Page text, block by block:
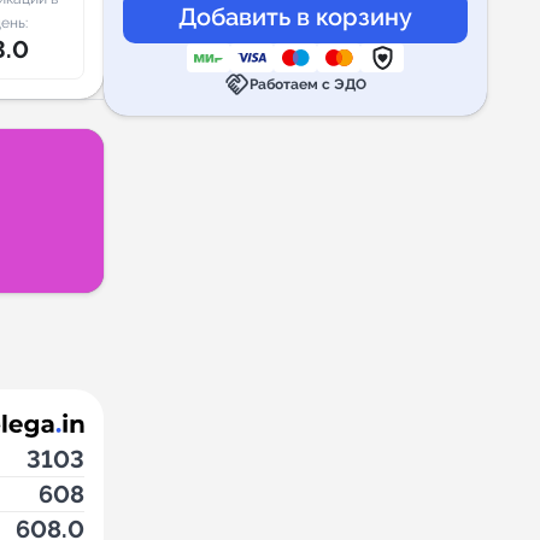
3103
608
608.0
handshakeРаботаем с ЭДО